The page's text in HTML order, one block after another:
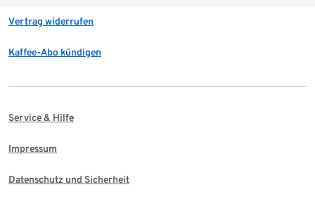
Vertrag widerrufen
Kaffee-Abo kündigen
Service & Hilfe
Impressum
Datenschutz und Sicherheit